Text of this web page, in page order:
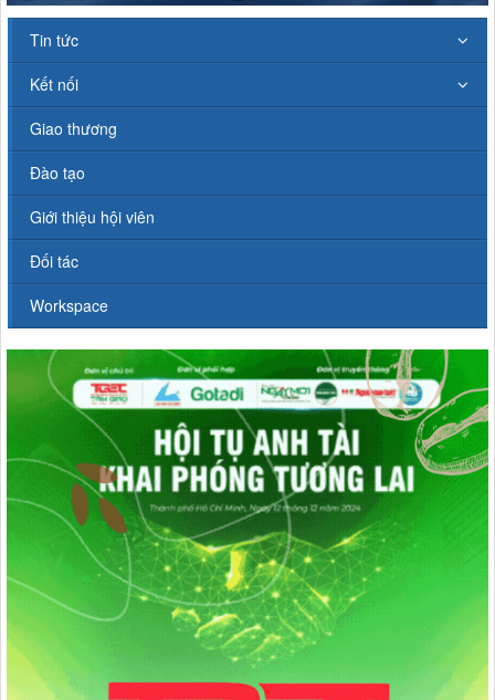
Tin tức
Kết nối
Giao thương
Đào tạo
Giới thiệu hội viên
Đối tác
Workspace